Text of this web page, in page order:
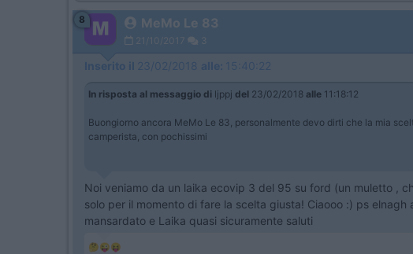
8 MeMo Le 83
21/10/2017 3
Inserito il 23/02/2018 alle: 15:40:22
In risposta al messaggio di ljppj del 23/02/2018 alle 11:18:12
Buongiorno ancora MeMo Le 83, personalmente devo dirti che la mia
camperista, con pochissimi
Noi veniamo da un laika ecovip 3 del 95 su ford (un muletto ,
solo per il momento di fare la scelta giusta! Ciaooo :) ps
mansardato e Laika quasi sicuramente saluti
🤔😜😝